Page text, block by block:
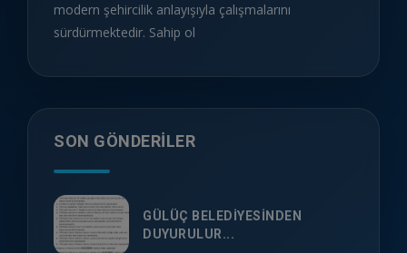
modern şehircilik anlayışıyla çalışmalarını
sürdürmektedir. Sahip ol
SON GÖNDERILER
GÜLÜÇ BELEDİYESİNDEN
DUYURULUR...